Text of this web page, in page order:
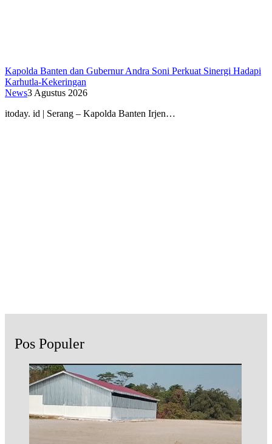
Kapolda Banten dan Gubernur Andra Soni Perkuat Sinergi Hadapi
Karhutla-Kekeringan
News3 Agustus 2026
itoday. id | Serang – Kapolda Banten Irjen…
Pos Populer